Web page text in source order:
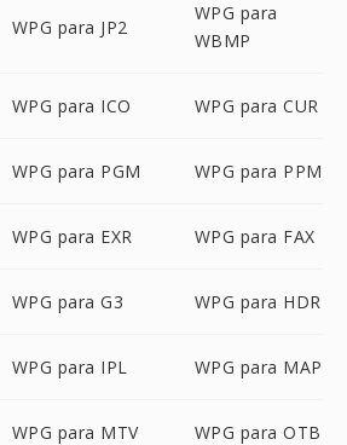
WPG para JP2
WPG para
WBMP
WPG para ICO WPG para CUR
WPG para PGM WPG para PPM
WPG para EXR WPG para FAX
WPG para G3 WPG para HDR
WPG para IPL WPG para MAP
WPG para MTV WPG para OTB